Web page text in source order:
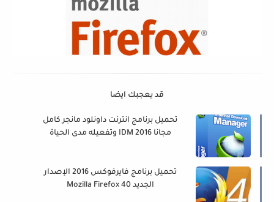
قد يعجبك ايضا
تحميل برنامج انترنت داونلود مانجر كامل
مجانا IDM 2016 وتفعيله مدى الحياة
تحميل برنامج فايرفوكس 2016 الإصدار
الجديد Mozilla Firefox 40